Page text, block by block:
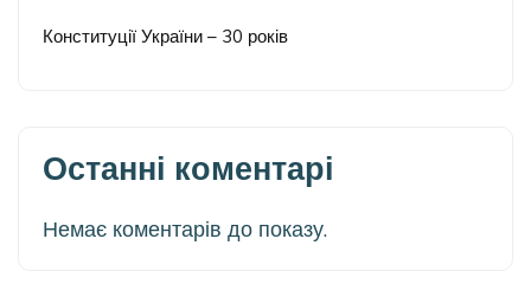
Конституції України – 30 років
Останні коментарі
Немає коментарів до показу.